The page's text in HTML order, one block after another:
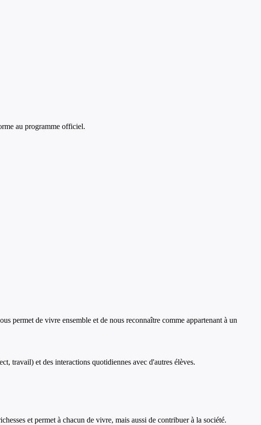
au programme officiel.
permet de vivre ensemble et de nous reconnaître comme appartenant à un
travail) et des interactions quotidiennes avec d'autres élèves.
et permet à chacun de vivre, mais aussi de contribuer à la société.